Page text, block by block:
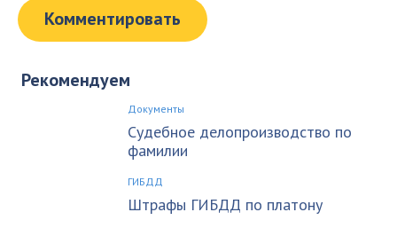
Рекомендуем
Документы
Судебное делопроизводство по
фамилии
ГИБДД
Штрафы ГИБДД по платону